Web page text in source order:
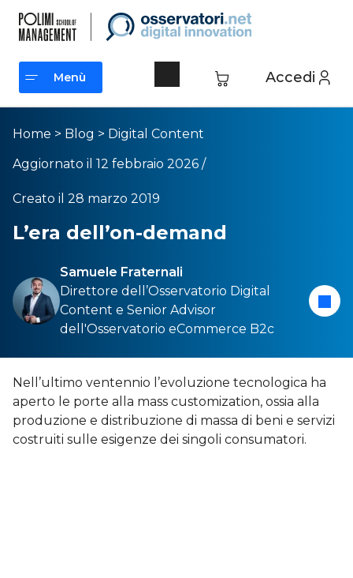
Accedi
Menù
Menù
Home > Blog > Digital Content
Aggiornato il 12 febbraio 2026 /
Creato il 28 marzo 2019
L’era dell’on-demand
Samuele Fraternali
Direttore dell’Osservatorio Digital
Content e Senior Advisor
dell'Osservatorio eCommerce B2c
Nell’ultimo ventennio l’evoluzione tecnologica ha
aperto le porte alla mass customization, ossia alla
produzione e distribuzione di massa di beni e servizi
costruiti sulle esigenze dei singoli consumatori.